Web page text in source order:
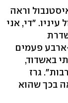
וראה
"די, אני
ארבע פעמים
באשדוד,
גרז
בכך שהוא